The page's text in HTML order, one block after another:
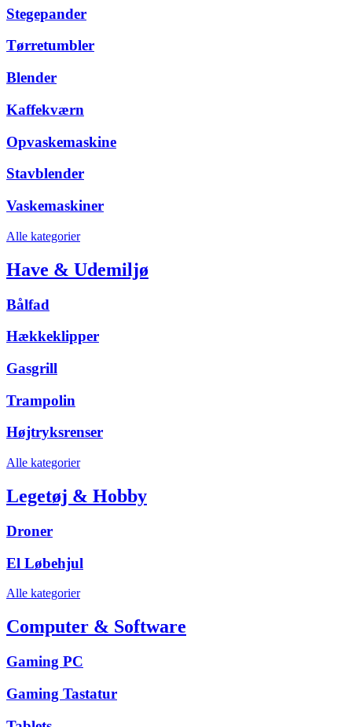
Stegepander
Tørretumbler
Blender
Kaffekværn
Opvaskemaskine
Stavblender
Vaskemaskiner
Alle kategorier
Have & Udemiljø
Bålfad
Hækkeklipper
Gasgrill
Trampolin
Højtryksrenser
Alle kategorier
Legetøj & Hobby
Droner
El Løbehjul
Alle kategorier
Computer & Software
Gaming PC
Gaming Tastatur